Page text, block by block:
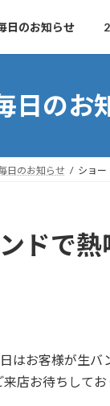
日のお知らせ
日のお
日のお知らせ ショ
ドで
はお客様が生バ
店お待ちしてお